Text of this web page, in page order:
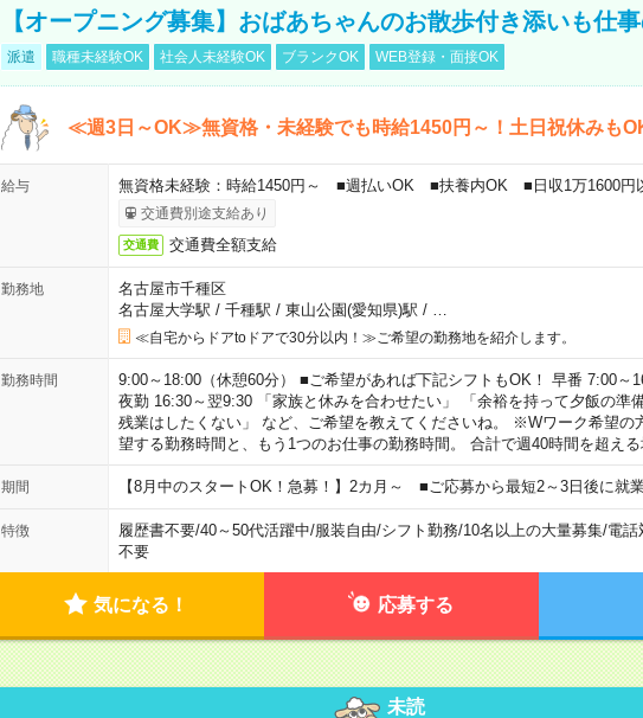
【オープニング募集】おばあちゃんのお散歩付き添いも仕
派遣 職種未経験OK 社会人未経験OK ブランクOK WEB登録・面接OK
≪週3日～OK≫無資格・未経験でも時給1450円～！土日祝休みも
給与 無資格未経験：時給1450円～ ■週払いOK ■扶養内OK ■日収1万1600円
交通費別途支給あり
交通費 交通費全額支給
勤務地
名古屋市千種区
名古屋大学駅 / 千種駅 / 東山公園(愛知県)駅 /
≪自宅からドアtoドアで30分以内！≫ご希望の勤務地を紹介します。
勤務時間
9:00～18:00（休憩60分） ■ご希望があれば下記シフトもOK！ 早番 7:00～
夜勤 16:30～翌9:30 「家族と休みを合わせたい」 「余裕を持って夕飯の準
残業はしたくない」 など、ご希望を教えてくださいね。 ※Wワーク希望の
望する勤務時間と、もう1つのお仕事の勤務時間。 合計で週40時間を超える
期間 【8月中のスタートOK！急募！】2カ月～ ■ご応募から最短2～3日後に就
特徴 履歴書不要/40～50代活躍中/服装自由/シフト勤務/10名以上の大量募集/電話
不要
気になる！ 応募する
未読